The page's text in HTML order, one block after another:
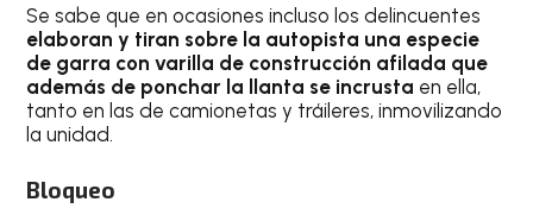
Se sabe que en ocasiones incluso los delincuentes
elaboran y tiran sobre la autopista una especie
de garra con varilla de construcción afilada que
además de ponchar la llanta se incrusta en ella,
tanto en las de camionetas y tráileres, inmovilizando
la unidad.
Bloqueo